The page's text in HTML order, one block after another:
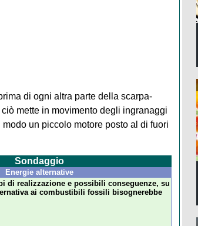
di ogni altra parte della scarpa-
mette in movimento degli ingranaggi
un piccolo motore posto al di fuori
Sondaggio
Energie alternative
di realizzazione e possibili conseguenze, su
ai combustibili fossili bisognerebbe